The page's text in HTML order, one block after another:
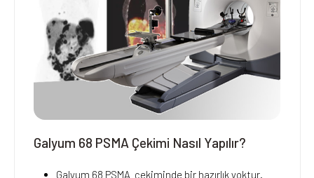
Galyum 68 PSMA Çekimi Nasıl Yapılır?
Galyum 68 PSMA çekiminde bir hazırlık yoktur.